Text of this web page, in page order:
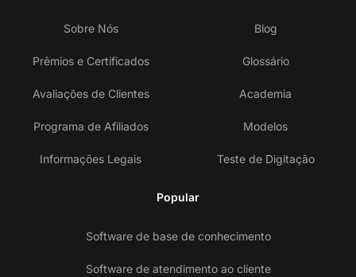
Sobre Nós
Prêmios e Certificados
Avaliações de Clientes
Programa de Afiliados
Informações Legais
Blog
Glossário
Academia
Modelos
Teste de Digitação
Popular
Software de base de conhecimento
Software de atendimento ao cliente